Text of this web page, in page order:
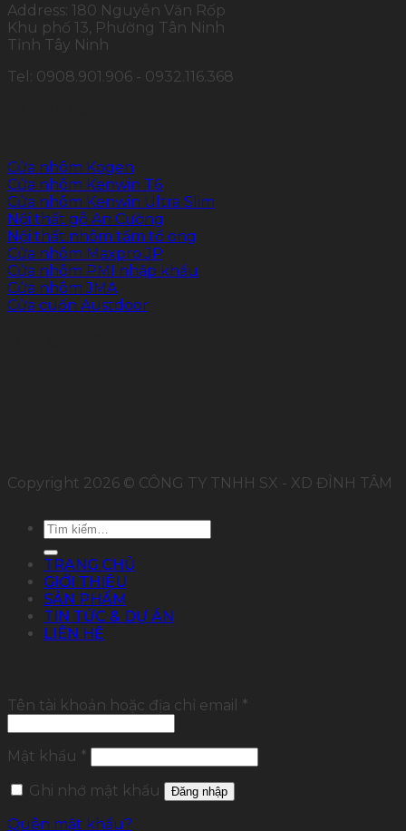
Address: 180 Nguyễn Văn Rốp
Khu phố 13, Phường Tân Ninh
Tỉnh Tây Ninh
Tel: 0908.901.906 - 0932.116.368
Cửa nhôm Kogen
Cửa nhôm Kenwin T6
Cửa nhôm Kenwin Ultra Slim
Nội thất gỗ An Cường
Nội thất nhôm tấm tổ ong
Cửa nhôm Maxpro.JP
Cửa nhôm PMI nhập khẩu
Cửa nhôm JMA
Cửa cuốn Austdoor
Copyright 2026 © CÔNG TY TNHH SX - XD ĐỈNH TÂM
Tìm
kiếm:
TRANG CHỦ
GIỚI THIỆU
SẢN PHẨM
TIN TỨC & DỰ ÁN
LIÊN HỆ
Tên tài khoản hoặc địa chỉ email *
Mật khẩu *
Ghi nhớ mật khẩu
Đăng nhập
Quên mật khẩu?